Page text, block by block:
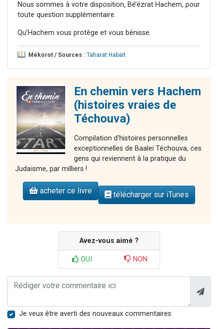
Nous sommes à votre disposition, Bé’ézrat Hachem, pour
toute question supplémentaire.
Qu’Hachem vous protège et vous bénisse.
Mékorot / Sources : Taharat Habait.
En chemin vers Hachem
(histoires vraies de
Téchouva)
Compilation d'histoires personnelles
exceptionnelles de Baalei Téchouva, ces
gens qui reviennent à la pratique du
Judaïsme, par milliers !
acheter ce livre télécharger sur iTunes
Avez-vous aimé ?
OUI NON
Je veux être averti des nouveaux commentaires